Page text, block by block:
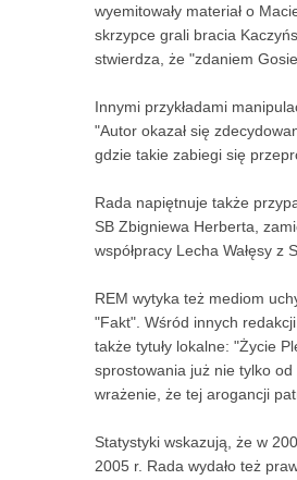
wyemitowały materiał o
skrzypce grali bracia
stwierdza, że "zdaniem
Innymi przykładami
"Autor okazał się
gdzie takie zabiegi się
Rada napiętnuje także
SB Zbigniewa Herberta,
współpracy Lecha Wałęsy
REM wytyka też mediom
"Fakt". Wśród innych
także tytuły lokalne: "Życie
sprostowania już nie tylko od
wrażenie, że tej arogancji
Statystyki wskazują, że w
2005 r. Rada wydało też